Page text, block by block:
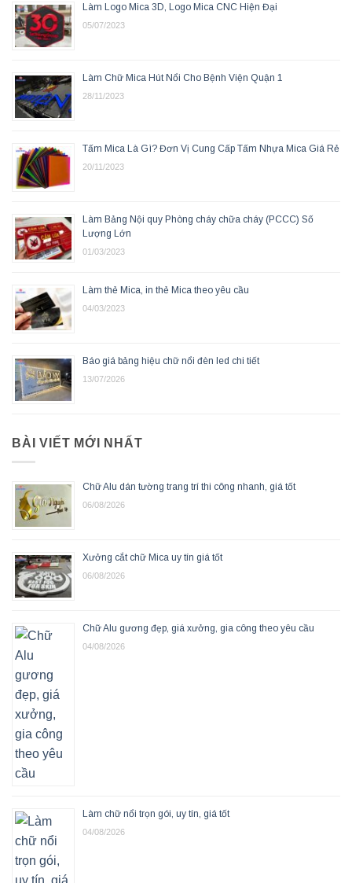
Làm Logo Mica 3D, Logo Mica CNC Hiện Đại
05/07/2023
Làm Chữ Mica Hút Nổi Cho Bệnh Viện Quận 1
28/11/2023
Tấm Mica Là Gì? Đơn Vị Cung Cấp Tấm Nhựa Mica Giá Rẻ
20/11/2023
Làm Bảng Nội quy Phòng cháy chữa cháy (PCCC) Số
Lượng Lớn
01/03/2023
Làm thẻ Mica, in thẻ Mica theo yêu cầu
04/03/2023
Báo giá bảng hiệu chữ nổi đèn led chi tiết
13/07/2026
BÀI VIẾT MỚI NHẤT
Chữ Alu dán tường trang trí thi công nhanh, giá tốt
06/08/2026
Xưởng cắt chữ Mica uy tín giá tốt
06/08/2026
Chữ Alu gương đẹp, giá xưởng, gia công theo yêu cầu
04/08/2026
Làm chữ nổi trọn gói, uy tín, giá tốt
04/08/2026